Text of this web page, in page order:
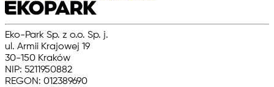
Eko-Park Sp. z o.o. Sp. j.
ul. Armii Krajowej 19
30-150 Kraków
NIP: 5211950882
REGON: 012389690